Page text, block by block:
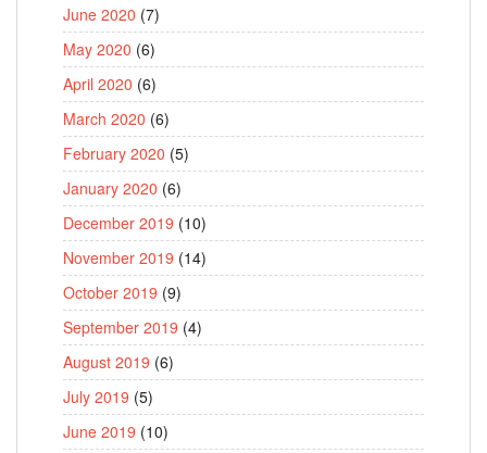
June 2020 (7)
May 2020 (6)
April 2020 (6)
March 2020 (6)
February 2020 (5)
January 2020 (6)
December 2019 (10)
November 2019 (14)
October 2019 (9)
September 2019 (4)
August 2019 (6)
July 2019 (5)
June 2019 (10)